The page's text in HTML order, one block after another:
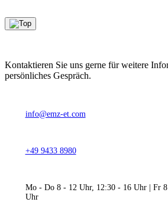
Kontaktieren Sie uns gerne für weitere
persönliches Gespräch.
info@emz-et.com
+49 9433 8980
Mo - Do 8 - 12 Uhr, 12:30 - 16 Uhr | Fr
Uhr